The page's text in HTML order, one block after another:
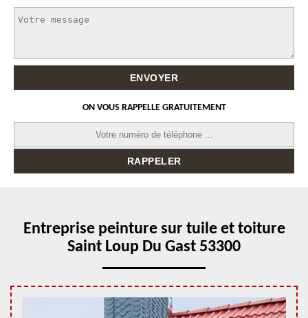
ON VOUS RAPPELLE GRATUITEMENT
Entreprise peinture sur tuile et toiture
Saint Loup Du Gast 53300